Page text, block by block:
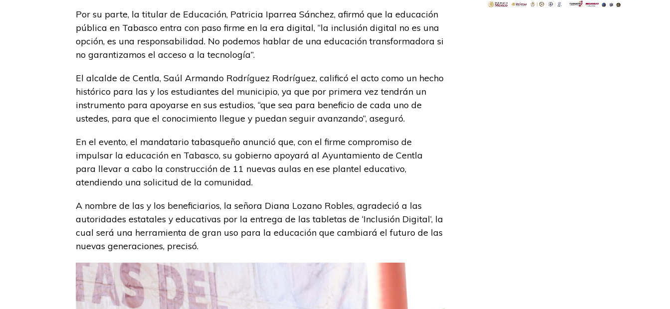
Por su parte, la titular de Educación, Patricia Iparrea Sánchez, afirmó que la educación
pública en Tabasco entra con paso firme en la era digital, “la inclusión digital no es una
opción, es una responsabilidad. No podemos hablar de una educación transformadora si
no garantizamos el acceso a la tecnología”.
El alcalde de Centla, Saúl Armando Rodríguez Rodríguez, calificó el acto como un hecho
histórico para las y los estudiantes del municipio, ya que por primera vez tendrán un
instrumento para apoyarse en sus estudios, “que sea para beneficio de cada uno de
ustedes, para que el conocimiento llegue y puedan seguir avanzando”, aseguró.
En el evento, el mandatario tabasqueño anunció que, con el firme compromiso de
impulsar la educación en Tabasco, su gobierno apoyará al Ayuntamiento de Centla
para llevar a cabo la construcción de 11 nuevas aulas en ese plantel educativo,
atendiendo una solicitud de la comunidad.
A nombre de las y los beneficiarios, la señora Diana Lozano Robles, agradeció a las
autoridades estatales y educativas por la entrega de las tabletas de ‘Inclusión Digital’, la
cual será una herramienta de gran uso para la educación que cambiará el futuro de las
nuevas generaciones, precisó.